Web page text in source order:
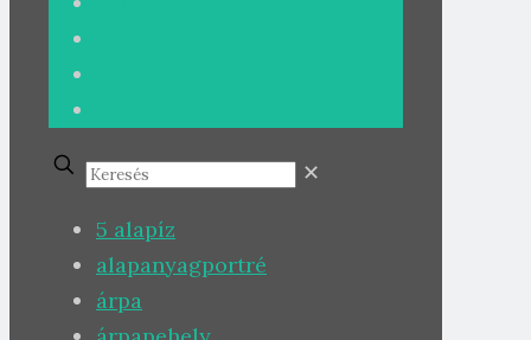
✕
5 alapíz
alapanyagportré
árpa